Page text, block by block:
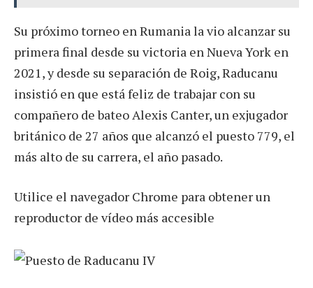
Su próximo torneo en Rumania la vio alcanzar su
primera final desde su victoria en Nueva York en
2021, y desde su separación de Roig, Raducanu
insistió en que está feliz de trabajar con su
compañero de bateo Alexis Canter, un exjugador
británico de 27 años que alcanzó el puesto 779, el
más alto de su carrera, el año pasado.
Utilice el navegador Chrome para obtener un
reproductor de vídeo más accesible